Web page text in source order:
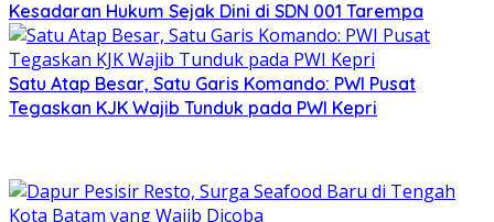
Kesadaran Hukum Sejak Dini di SDN 001 Tarempa
Satu Atap Besar, Satu Garis Komando: PWI Pusat
Tegaskan KJK Wajib Tunduk pada PWI Kepri